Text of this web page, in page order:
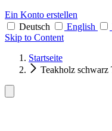
Ein Konto erstellen
Deutsch
English
Skip to Content
Startseite
Teakholz